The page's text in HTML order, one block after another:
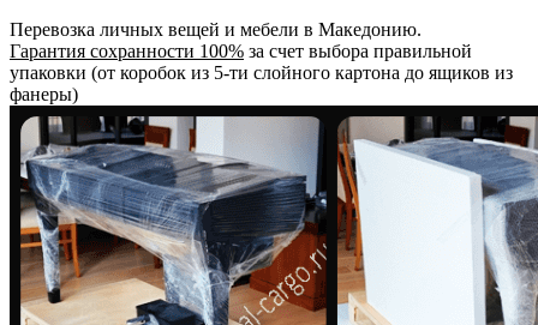
Перевозка личных вещей и мебели в Македонию.
Гарантия сохранности 100% за счет выбора правильной
упаковки (от коробок из 5-ти слойного картона до ящиков из
фанеры)